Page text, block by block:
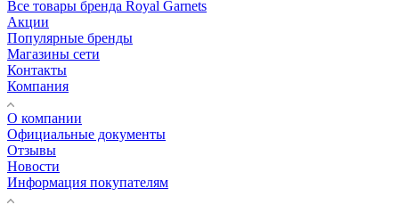
Все товары бренда Royal Garnets
Акции
Популярные бренды
Магазины сети
Контакты
Компания
О компании
Официальные документы
Отзывы
Новости
Информация покупателям